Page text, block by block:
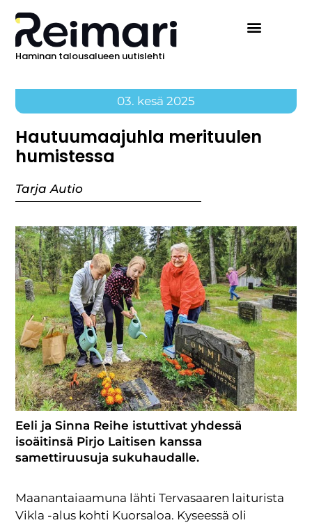
Haminan talousalueen uutislehti
03. kesä 2025
Hautuumaajuhla merituulen
humistessa
Tarja Autio
Eeli ja Sinna Reihe istuttivat yhdessä
isoäitinsä Pirjo Laitisen kanssa
samettiruusuja sukuhaudalle.
Maanantaiaamuna lähti Tervasaaren laiturista
Vikla -alus kohti Kuorsaloa. Kyseessä oli